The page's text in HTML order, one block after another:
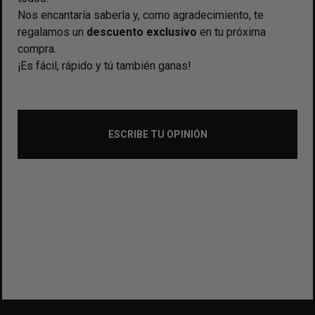
Nos encantaría saberla y, como agradecimiento, te
regalamos un descuento exclusivo en tu próxima
compra.
¡Es fácil, rápido y tú también ganas!
ESCRIBE TU OPINIÓN